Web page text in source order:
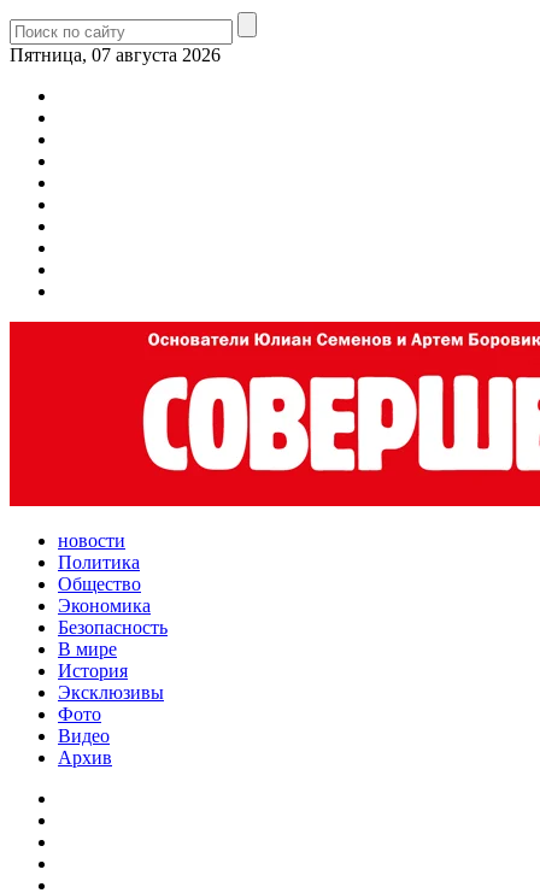
Пятница, 07 августа 2026
новости
Политика
Общество
Экономика
Безопасность
В мире
История
Эксклюзивы
Фото
Видео
Архив